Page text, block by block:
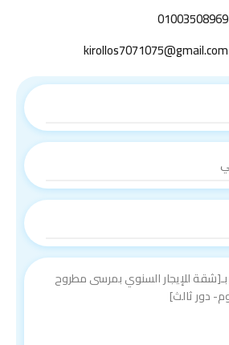
01003508969
kirollos7071075@gmail.com